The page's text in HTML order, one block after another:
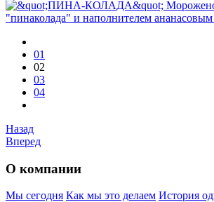
"пинаколада" и наполнителем ананасовым
01
02
03
04
Назад
Вперед
О компании
Мы сегодня Как мы это делаем История